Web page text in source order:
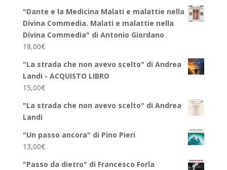
"Dante e la Medicina Malati e malattie nella
Divina Commedia. Malati e malattie nella
Divina Commedia" di Antonio Giordano
18,00€
"La strada che non avevo scelto" di Andrea
Landi - ACQUISTO LIBRO
15,00€
"La strada che non avevo scelto" di Andrea
Landi
"Un passo ancora" di Pino Pieri
13,00€
"Passo da dietro" di Francesco Forla